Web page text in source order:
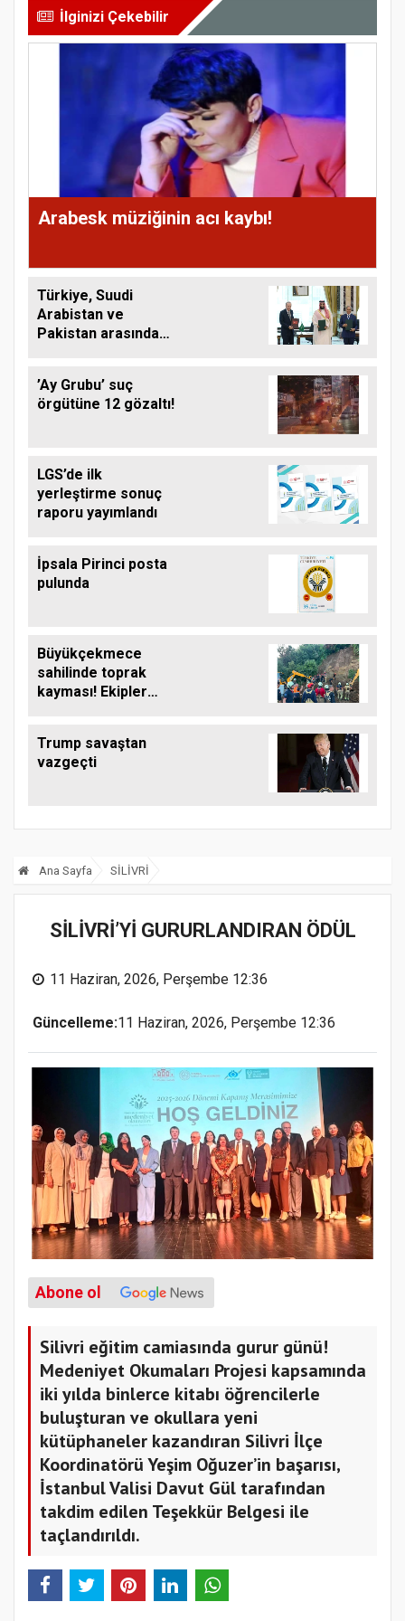
İlginizi Çekebilir
Arabesk müziğinin acı kaybı!
Türkiye, Suudi
Arabistan ve
Pakistan arasında
’Ay Grubu’ suç
örgütüne 12 gözaltı!
LGS’de ilk
yerleştirme sonuç
raporu yayımlandı
İpsala Pirinci posta
pulunda
Büyükçekmece
sahilinde toprak
kayması! Ekipler
Trump savaştan
vazgeçti
Ana Sayfa SİLİVRİ
SİLİVRİ’Yİ GURURLANDIRAN ÖDÜL
11 Haziran, 2026, Perşembe 12:36
Güncelleme:11 Haziran, 2026, Perşembe 12:36
Abone ol
Silivri eğitim camiasında gurur günü!
Medeniyet Okumaları Projesi kapsamında
iki yılda binlerce kitabı öğrencilerle
buluşturan ve okullara yeni
kütüphaneler kazandıran Silivri İlçe
Koordinatörü Yeşim Oğuzer’in başarısı,
İstanbul Valisi Davut Gül tarafından
takdim edilen Teşekkür Belgesi ile
taçlandırıldı.